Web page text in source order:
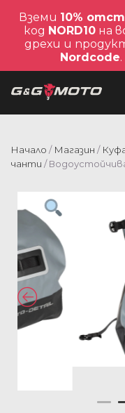
Начало / Магазин /
чанти /
Вземи 10%
код NORD10на
дрехи и
Nordcode.